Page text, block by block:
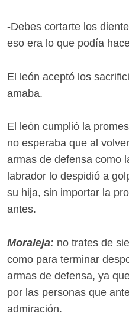
-Debes cortarte los
eso era lo que podía
El león aceptó los
amaba.
El león cumplió la
no esperaba que al
armas de defensa como
labrador lo despidió a
su hija, sin importar la
antes.
Moraleja: no trates de
como para terminar
armas de defensa, ya
por las personas que
admiración.